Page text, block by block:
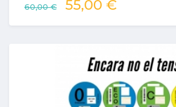
60,00 € 55,00 €